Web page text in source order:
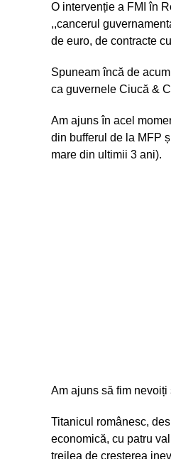
O intervenție a FMI în
,,cancerul
de euro, de contracte
Spuneam încă de
ca guvernele Ciucă &
Am ajuns în acel
din bufferul de la MFP
mare din ultimii 3 ani).
Am ajuns să fim nevoiți
Titanicul românesc,
economică, cu patru
treilea de creșterea